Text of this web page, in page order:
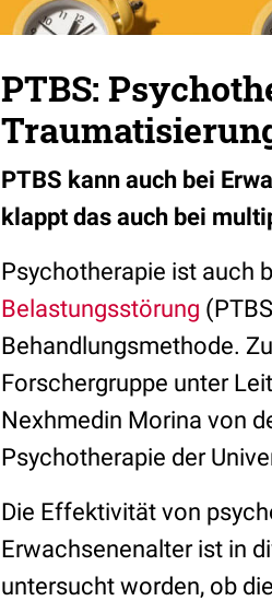
PTBS:
PTBS kann auch bei
klappt das auch bei
Psychotherapie ist auch
Belastungsstörung
Behandlungsmethode.
Forschergruppe unter
Nexhmedin Morina von
Psychotherapie der
Die Effektivität von
Erwachsenenalter ist in
untersucht worden, ob